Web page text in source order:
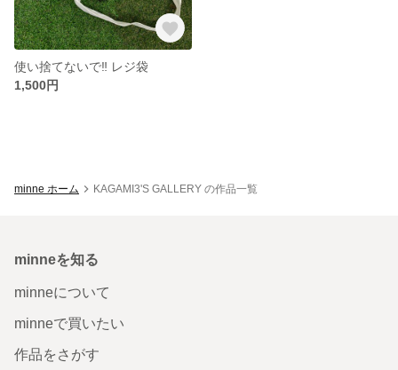
使い捨てないで‼︎ レジ袋
1,500円
minne ホーム KAGAMI3'S GALLERY の作品一覧
minneを知る
minneについて
minneで買いたい
作品をさがす